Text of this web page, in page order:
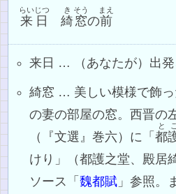
来日
らいじつ
綺
き
窓
そう
の前
まえ
来日 … （あなたが）出発
綺窓 … 美しい模様で飾
の妻の部屋の窓。西晋の
（『文選』巻六）に「都
と
けり」（都護之堂、殿居
ソース「魏都賦 」参照。